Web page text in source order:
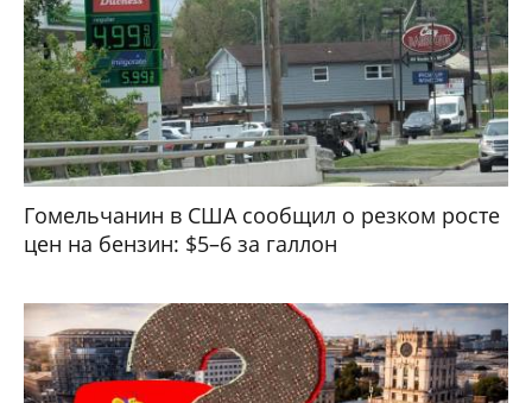
Гомельчанин в США сообщил о резком росте
цен на бензин: $5–6 за галлон